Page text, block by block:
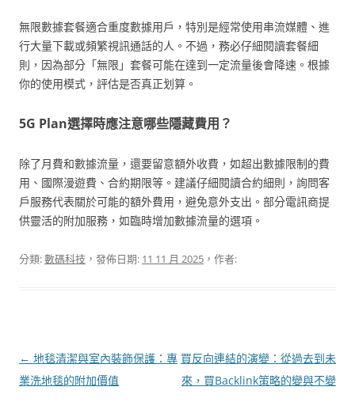
無限數據套餐適合重度數據用戶，特別是經常使用串流媒體、進
行大量下載或頻繁視訊通話的人。不過，務必仔細閱讀套餐細
則，因為部分「無限」套餐可能在達到一定流量後會降速。根據
你的使用模式，評估是否真正划算。
5G Plan選擇時應注意哪些隱藏費用？
除了月費和數據流量，還要留意額外收費，如超出數據限制的費
用、國際漫遊費、合約期限等。建議仔細閱讀合約細則，詢問客
戶服務代表關於可能的額外費用，避免意外支出。部分電訊商提
供靈活的附加服務，如臨時增加數據流量的選項。
分類:數碼科技 ，發佈日期: 11 11 月 2025 ，作者:
文
章
← 地毯清潔與室內裝飾保護：專
業洗地毯的附加價值
買反向連結的演變：從過去到未
來，買Backlink策略的變與不變